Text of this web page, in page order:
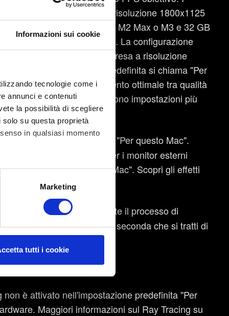
Informazioni sui cookie
tecnologie come i
annunci e contenuti
la possibilità di scegliere
su questa proprietà
in qualsiasi momento
metro,Marketing
tutti i cookie
di RAM, con una resa a risoluzione 1800x1125
fedeltà richiede un chip M2 Max o M3 e 32 GB
e 60 FPS obiettivo. La configurazione
e 36 GB di RAM, con una resa a risoluzione
grafica di gioco predefinita si chiama "Per
forniscono un bilanciamento ottimale tra qualità
più potente corrispondono impostazioni più
predefinita "Per questo Mac".
sugli FPS. Ricorda: per i monitor esterni
predefinita "Per questo Mac". Scopri gli effetti
di più spazio durante il processo di
base ai file, al negozio e a seconda che si tratti di
non sono supportati.
è attivato nell'impostazione predefinita "Per
Maggiori informazioni sul Ray Tracing su